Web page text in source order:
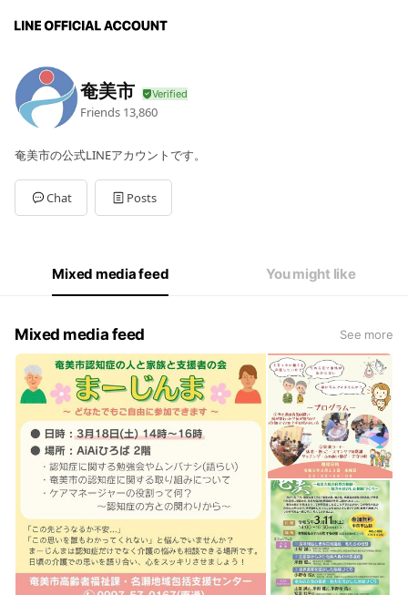
奄美市
Friends 13,860
奄美市の公式LINEアカウントです。
Chat Posts
Mixed media feed You might like
Mixed media feed See more